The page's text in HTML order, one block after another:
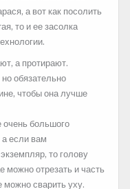
а вот как посолить
то и ее засолка
а протирают.
обязательно
чтобы она лучше
большого
а если вам
то голову
отрезать и часть
можно сварить уху.